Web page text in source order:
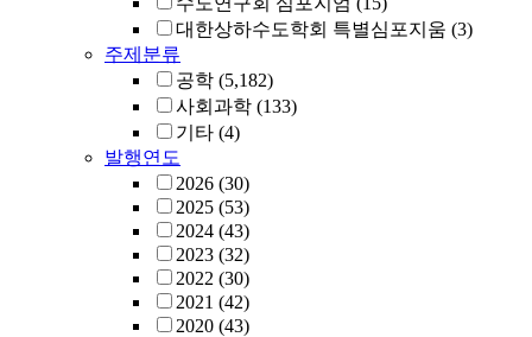
대한상하수도학회 특별심포지움 (3)
주제분류
공학 (5,182)
사회과학 (133)
기타 (4)
발행연도
2026 (30)
2025 (53)
2024 (43)
2023 (32)
2022 (30)
2021 (42)
2020 (43)